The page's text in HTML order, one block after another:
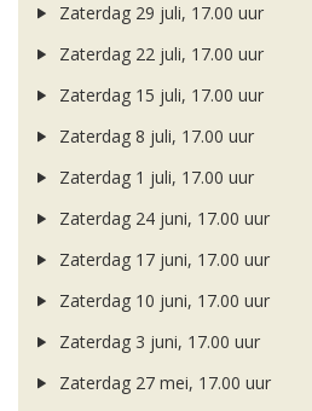
Zaterdag 29 juli, 17.00 uur
Zaterdag 22 juli, 17.00 uur
Zaterdag 15 juli, 17.00 uur
Zaterdag 8 juli, 17.00 uur
Zaterdag 1 juli, 17.00 uur
Zaterdag 24 juni, 17.00 uur
Zaterdag 17 juni, 17.00 uur
Zaterdag 10 juni, 17.00 uur
Zaterdag 3 juni, 17.00 uur
Zaterdag 27 mei, 17.00 uur